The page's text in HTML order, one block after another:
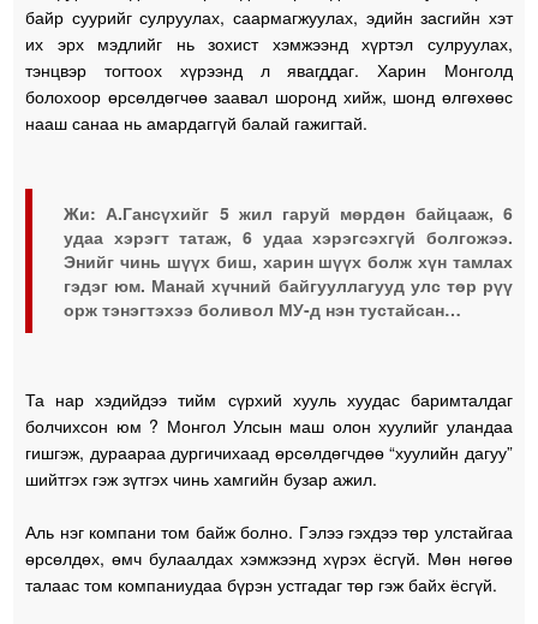
байр суурийг сулруулах, саармагжуулах, эдийн засгийн хэт
их эрх мэдлийг нь зохист хэмжээнд хүртэл сулруулах,
тэнцвэр тогтоох хүрээнд л явагддаг. Харин Монголд
болохоор өрсөлдөгчөө заавал шоронд хийж, шонд өлгөхөөс
нааш санаа нь амардаггүй балай гажигтай.
Жи: А.Гансүхийг 5 жил гаруй мөрдөн байцааж, 6
удаа хэрэгт татаж, 6 удаа хэрэгсэхгүй болгожээ.
Энийг чинь шүүх биш, харин шүүх болж хүн тамлах
гэдэг юм. Манай хүчний байгууллагууд улс төр рүү
орж тэнэгтэхээ боливол МУ-д нэн тустайсан…
Та нар хэдийдээ тийм сүрхий хууль хуудас баримталдаг
болчихсон юм ? Монгол Улсын маш олон хуулийг уландаа
гишгэж, дураараа дургичихаад өрсөлдөгчдөө “хуулийн дагуу”
шийтгэх гэж зүтгэх чинь хамгийн бузар ажил.
Аль нэг компани том байж болно. Гэлээ гэхдээ төр улстайгаа
өрсөлдөх, өмч булаалдах хэмжээнд хүрэх ёсгүй. Мөн нөгөө
талаас том компаниудаа бүрэн устгадаг төр гэж байх ёсгүй.